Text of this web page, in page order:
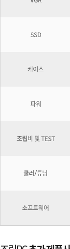
SSD
케이스
파워
조립비 및 TEST
쿨러/튜닝
소프트웨어